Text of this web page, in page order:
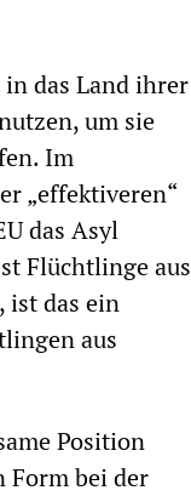
das Land ihrer
um sie
Im
„effektiveren“
das Asyl
Flüchtlinge aus
ist das ein
aus
Position
Form bei der